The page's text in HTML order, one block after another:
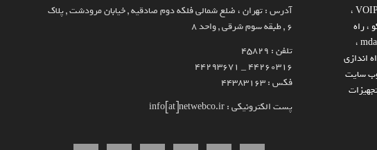
آدرس : تهران ، ضلع شمالی فلکه دوم صادقیه , خیابان مرودشت , پلاک
۶ , طبقه سوم شرقی , واحد ۸
تلفن : 45829
۴۴۲۶۰۳۱۶ _ 44293671
فکس : 44383163
پست الکترونیکی : info[at]netwebco.ir
،
،راه
،
اندازی
سایت